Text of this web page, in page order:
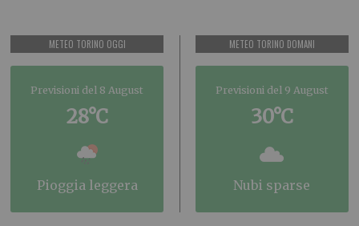
METEO TORINO OGGI
Previsioni del 8 August
28°C
pioggia leggera
METEO TORINO DOMANI
Previsioni del 9 August
30°C
nubi sparse